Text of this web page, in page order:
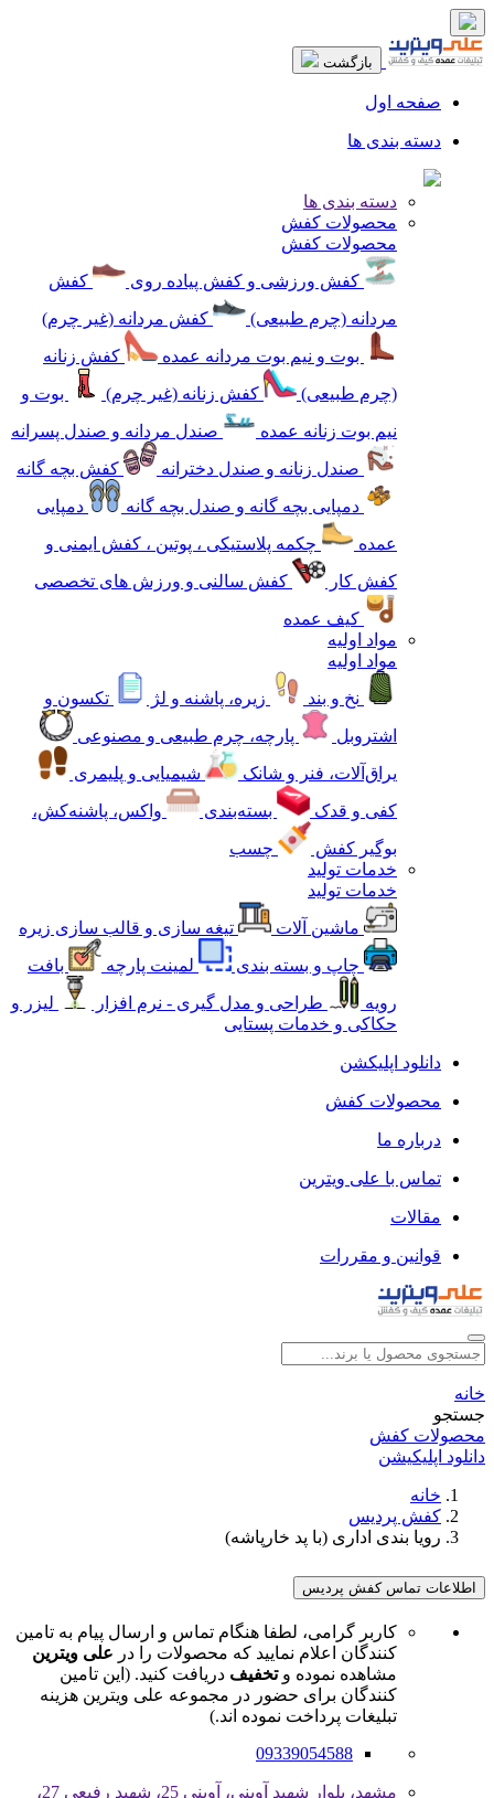
بازگشت
صفحه اول
دسته بندی ها
دسته بندی ها
محصولات کفش
محصولات کفش
کفش ورزشی و کفش پیاده روی
کفش
مردانه (چرم طبیعی)
کفش مردانه (غیر چرم)
بوت و نیم بوت مردانه عمده
کفش زنانه
(چرم طبیعی)
کفش زنانه (غیر چرم)
بوت و
نیم بوت زنانه عمده
صندل مردانه و صندل پسرانه
صندل زنانه و صندل دخترانه
کفش بچه گانه
دمپایی بچه گانه و صندل بچه گانه
دمپایی
عمده
چکمه پلاستیکی ، پوتین ، کفش ایمنی و
کفش کار
کفش سالنی و ورزش های تخصصی
کیف عمده
مواد اولیه
مواد اولیه
نخ و بند
زیره، پاشنه و لژ
تکسون و
اشتروبل
پارچه، چرم طبیعی و مصنوعی
یراق‌آلات، فنر و شانک
شیمیایی و پلیمری
کفی و قدک
بسته‌بندی
واکس، پاشنه‌کش،
بوگیر کفش
چسب
خدمات تولید
خدمات تولید
ماشین آلات
تیغه سازی و قالب سازی زیره
چاپ و بسته بندی
لمینت پارچه
بافت
رویه
طراحی و مدل گیری - نرم افزار
لیزر و
حکاکی و خدمات پستایی
دانلود اپلیکشن
محصولات کفش
درباره ما
تماس با علی ویترین
مقالات
قوانین و مقررات
خانه
جستجو
محصولات کفش
دانلود اپلیکیشن
خانه
کفش پردیس
رویا بندی اداری (با پد خارپاشه)
اطلاعات تماس کفش پردیس
کاربر گرامی، لطفا هنگام تماس و ارسال پیام به تامین
کنندگان اعلام نمایید که محصولات را در علی ویترین
مشاهده نموده وتخفیف دریافت کنید. (این تامین
کنندگان برای حضور در مجموعه علی ویترین هزینه
تبلیغات پرداخت نموده اند.)
09339054588
مشهد، بلوار شهید آوینی، آوینی 25، شهید رفیعی 27،